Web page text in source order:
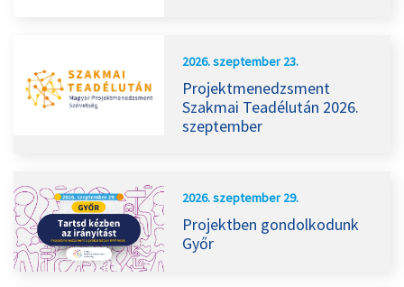
2026. szeptember 23.
Projektmenedzsment
Szakmai Teadélután 2026.
szeptember
2026. szeptember 29.
Projektben gondolkodunk
Győr